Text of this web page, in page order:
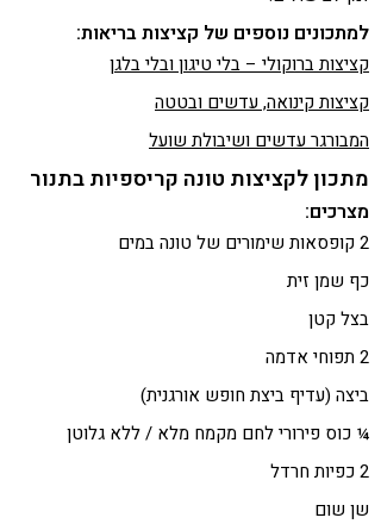
למתכונים נוספים של קציצות בריאות:
קציצות ברוקולי – בלי טיגון ובלי בלגן
קציצות קינואה, עדשים ובטטה
המבורגר עדשים ושיבולת שועל
מתכון לקציצות טונה קריספיות בתנור
מצרכים:
2 קופסאות שימורים של טונה במים
כף שמן זית
בצל קטן
2 תפוחי אדמה
ביצה (עדיף ביצת חופש אורגנית)
¼ כוס פירורי לחם מקמח מלא / ללא גלוטן
2 כפיות חרדל
שן שום